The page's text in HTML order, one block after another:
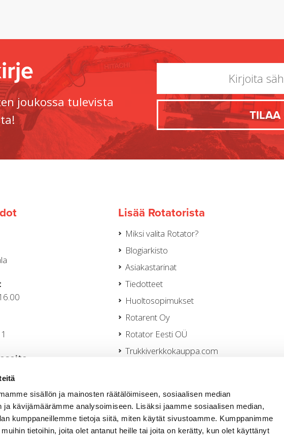
sisällön ja mainosten räätälöimiseen, sosiaalisen median
ja kävijämäärämme analysoimiseen. Lisäksi jaamme sosiaalisen median,
kumppaneillemme tietoja siitä, miten käytät sivustoamme. Kumppanimme
tietoihin, joita olet antanut heille tai joita on kerätty, kun olet käyttänyt
joukossa tulevista
Lisää Rotatorista
Miksi valita Rotator?
Blogiarkisto
Asiakastarinat
Tiedotteet
Huoltosopimukset
Rotarent Oy
Rotator Eesti OÜ
Trukkiverkkokauppa.com
Sertifikaatit
Evästeasetukset